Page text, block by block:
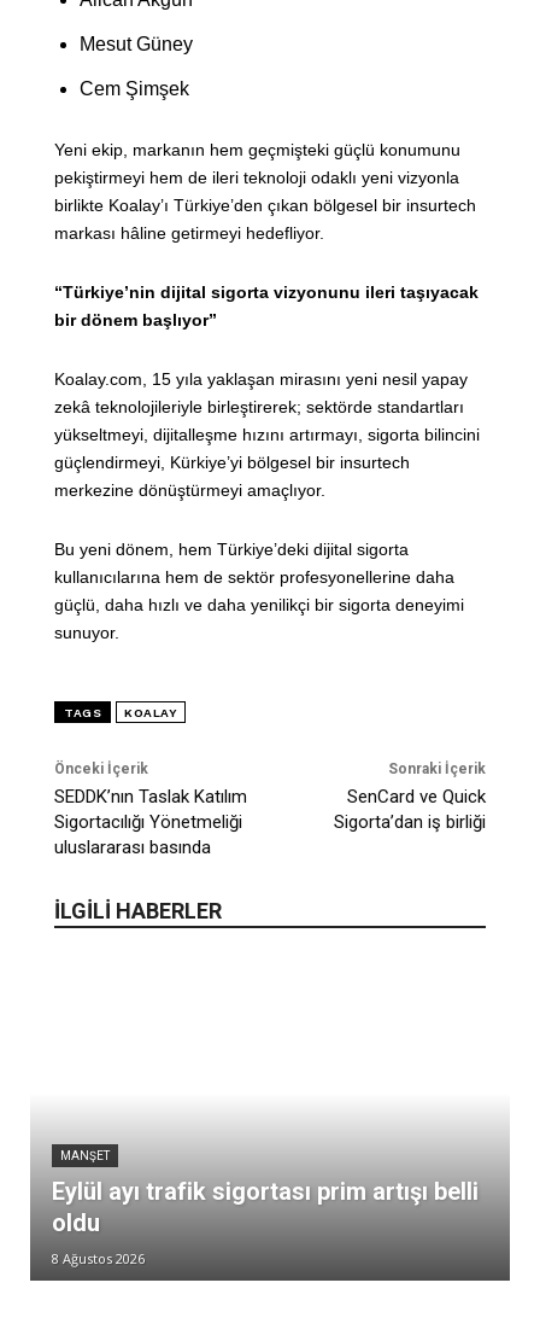
Mesut Güney
Cem Şimşek
Yeni ekip, markanın hem geçmişteki güçlü konumunu
pekiştirmeyi hem de ileri teknoloji odaklı yeni vizyonla
birlikte Koalay’ı Türkiye’den çıkan bölgesel bir insurtech
markası hâline getirmeyi hedefliyor.
“Türkiye’nin dijital sigorta vizyonunu ileri taşıyacak
bir dönem başlıyor”
Koalay.com, 15 yıla yaklaşan mirasını yeni nesil yapay
zekâ teknolojileriyle birleştirerek; sektörde standartları
yükseltmeyi, dijitalleşme hızını artırmayı, sigorta bilincini
güçlendirmeyi, Kürkiye’yi bölgesel bir insurtech
merkezine dönüştürmeyi amaçlıyor.
Bu yeni dönem, hem Türkiye’deki dijital sigorta
kullanıcılarına hem de sektör profesyonellerine daha
güçlü, daha hızlı ve daha yenilikçi bir sigorta deneyimi
sunuyor.
TAGS KOALAY
Önceki İçerik
SEDDK’nın Taslak Katılım
Sigortacılığı Yönetmeliği
uluslararası basında
Sonraki İçerik
SenCard ve Quick
Sigorta’dan iş birliği
İLGİLİ HABERLER
MANŞET
Eylül ayı trafik sigortası prim artışı belli
oldu
8 Ağustos 2026